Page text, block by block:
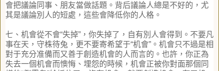
會把議論同事、朋友當做話題。背后議論人總是不好的， 尤
其是議論別人的短處，這些會降低你的人格。
七、机會從不會“失掉” ，你失掉了，自有別人會得到。 不要凡
事在天，守株待兔，更不要寄希望于“机會” 。 机會只不過是相
對于充分准備而又善于創造机會的人而言的。也許， 你正為
失去一個机會而懊悔、埋怨的時候， 机會正被你對面那個同